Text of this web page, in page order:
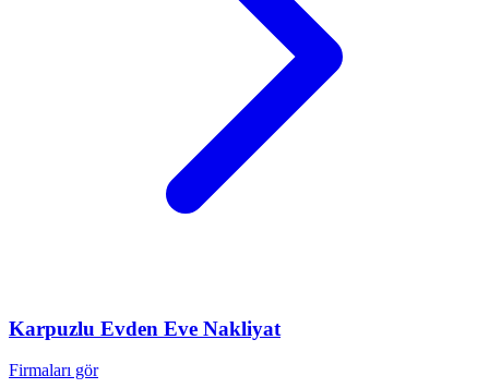
Karpuzlu Evden Eve Nakliyat
Firmaları gör